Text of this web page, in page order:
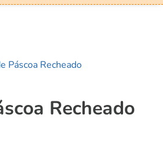
Páscoa Recheado
Recheado